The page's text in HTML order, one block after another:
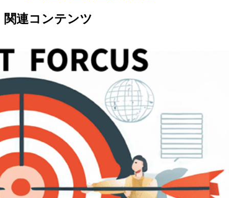
関連コンテンツ